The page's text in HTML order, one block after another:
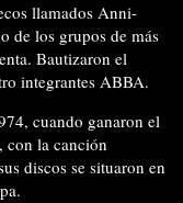
llamados Anni-
de los grupos de más
Bautizaron el
integrantes ABBA.
cuando ganaron el
con la canción
discos se situaron en